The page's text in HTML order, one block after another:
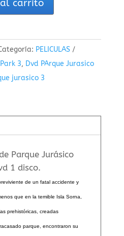
carrito
PELICULAS
3, Dvd PArque Jurasico
jurasico 3
Parque Jurásico
1 disco.
de un fatal accidente y
que en la temible Isla Sorna,
prehistóricas, creadas
parque, encontraron su